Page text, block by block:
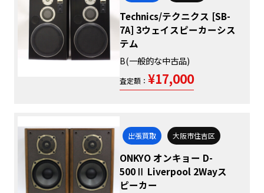
Technics/テクニクス [SB-
7A] 3ウェイスピーカーシス
テム
B(一般的な中古品)
査定額： ¥17,000
出張買取 大阪市住吉区
ONKYO オンキョー D-
500Ⅱ Liverpool 2Wayス
ピーカー